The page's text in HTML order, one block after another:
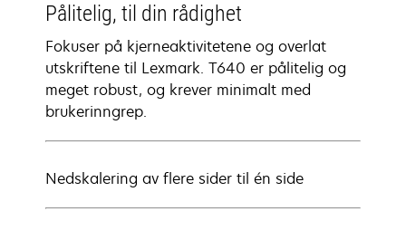
Pålitelig, til din rådighet
Fokuser på kjerneaktivitetene og overlat
utskriftene til Lexmark. T640 er pålitelig og
meget robust, og krever minimalt med
brukerinngrep.
Nedskalering av flere sider til én side